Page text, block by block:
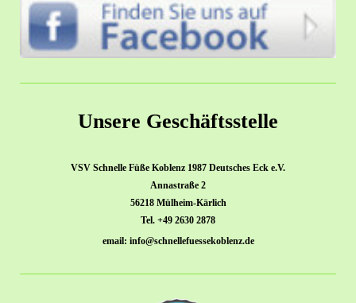
Unsere Geschäftsstelle
VSV Schnelle Füße Koblenz 1987 Deutsches Eck e.V.
Annastraße 2
56218 Mülheim-Kärlich
Tel. +49 2630 2878
email: info@schnellefuessekoblenz.de